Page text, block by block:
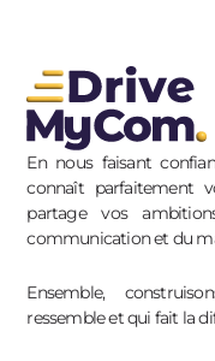
En nous faisant
connaît parfaitement
partage vos
communication et du
Ensemble,
ressemble et qui fait la